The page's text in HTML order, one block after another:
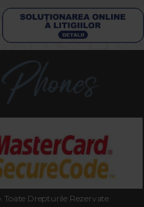
Drepturile Rezervate